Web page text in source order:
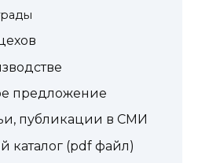
предложение
публикации в СМИ
(pdf файл)